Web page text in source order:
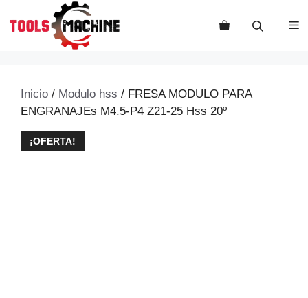
Inicio / Modulo hss / FRESA MODULO PARA
ENGRANAJEs M4.5-P4 Z21-25 Hss 20º
¡OFERTA!